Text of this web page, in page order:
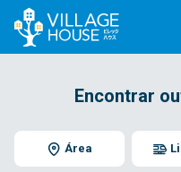
Encontrar
Área